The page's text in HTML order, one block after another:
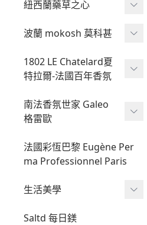
液態皂
有機皂
紐西蘭藥草之心
鎂的調理
波蘭 mokosh 莫科甚
Mokosh 琥珀檀香聖誕禮
盒
1802 LE Chatelard夏
特拉爾-法國百年香氛
舒眠噴霧
開運蠟燭
南法香氛世家 Galeo
格雷歐
香氛巧克力
masala線香
精油擴香
天然有機香茅防蚊噴霧
法國彩恆巴黎 Eugène Per
ma Professionnel Paris
生活美學
隨拍mini
Saltd 每日鎂